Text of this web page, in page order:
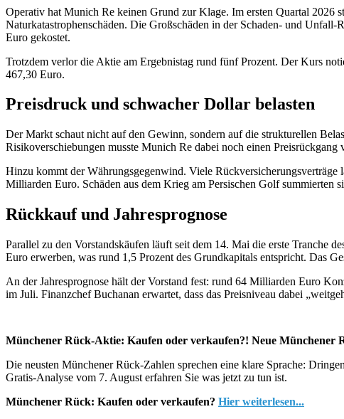
Operativ hat Munich Re keinen Grund zur Klage. Im ersten Quartal
Naturkatastrophenschäden. Die Großschäden in der Schaden- und
Euro gekostet.
Trotzdem verlor die Aktie am Ergebnistag rund fünf Prozent. Der Kurs
467,30 Euro.
Preisdruck und schwacher Dollar belasten
Der Markt schaut nicht auf den Gewinn, sondern auf die strukturellen
Risikoverschiebungen musste Munich Re dabei noch einen
Hinzu kommt der Währungsgegenwind. Viele
Milliarden Euro. Schäden aus dem Krieg am Persischen Golf
Rückkauf und Jahresprognose
Parallel zu den Vorstandskäufen läuft seit dem 14. Mai die erste Tranche
Euro erwerben, was rund 1,5 Prozent des Grundkapitals entspricht. Das
An der Jahresprognose hält der Vorstand fest: rund 64 Milliarden Euro
im Juli. Finanzchef Buchanan erwartet, dass das Preisniveau dabei
Münchener Rück-Aktie: Kaufen oder verkaufen?! Neue Münchener
Die neusten Münchener Rück-Zahlen sprechen eine klare Sprache:
Gratis-Analyse vom 7. August erfahren Sie was jetzt zu tun ist.
Münchener Rück: Kaufen oder verkaufen? Hier weiterlesen...